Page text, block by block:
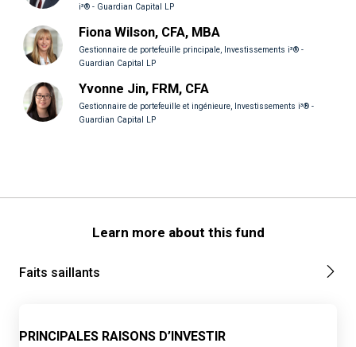
i³® - Guardian Capital LP
Fiona Wilson, CFA, MBA
Gestionnaire de portefeuille principale, Investissements i³® -
Guardian Capital LP
Yvonne Jin, FRM, CFA
Gestionnaire de portefeuille et ingénieure, Investissements i³® -
Guardian Capital LP
Learn more about this fund
Faits saillants
PRINCIPALES RAISONS D’INVESTIR